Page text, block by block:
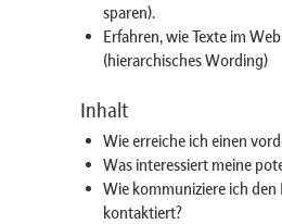
sparen).
Erfahren, wie Texte im
(hierarchisches Wording)
Inhalt
Wie erreiche ich einen
Was interessiert meine
Wie kommuniziere ich
kontaktiert?